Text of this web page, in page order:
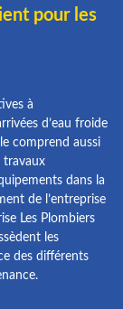
pour les
à
d’eau froide
comprend aussi
travaux
dans la
de l’entreprise
Les Plombiers
les
des différents